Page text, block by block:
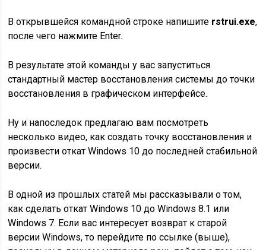
В открывшейся командной строке напишите rstrui.exe,
после чего нажмите Enter.
В результате этой команды у вас запуститься
стандартный мастер восстановления системы до точки
восстановления в графическом интерфейсе.
Ну и напоследок предлагаю вам посмотреть
несколько видео, как создать точку восстановления и
произвести откат Windows 10 до последней стабильной
версии.
В одной из прошлых статей мы рассказывали о том,
как сделать откат Windows 10 до Windows 8.1 или
Windows 7. Если вас интересует возврат к старой
версии Windows, то перейдите по ссылке (выше),